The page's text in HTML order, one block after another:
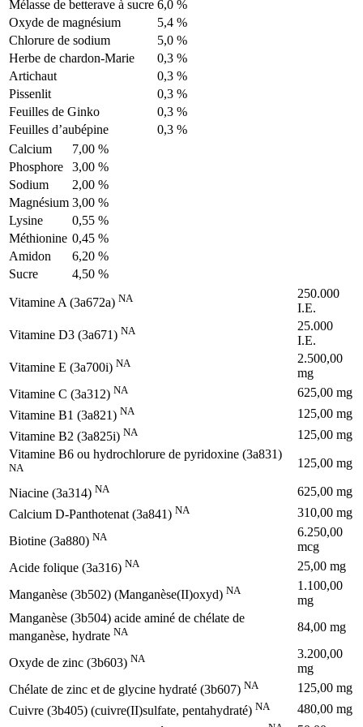
Mélasse de betterave à sucre 6,0 %
Oxyde de magnésium
5,4 %
Chlorure de sodium
5,0 %
Herbe de chardon-Marie
0,3 %
Artichaut
0,3 %
Pissenlit
0,3 %
Feuilles de Ginko
0,3 %
Feuilles d’aubépine
0,3 %
Calcium
7,00 %
Phosphore
3,00 %
Sodium
2,00 %
Magnésium 3,00 %
Lysine
0,55 %
Méthionine 0,45 %
Amidon
6,20 %
Sucre
4,50 %
Vitamine A (3a672a) NA
250.000
I.E.
Vitamine D3 (3a671) NA
25.000
I.E.
Vitamine E (3a700i) NA
2.500,00
mg
Vitamine C (3a312) NA
625,00 mg
Vitamine B1 (3a821) NA
125,00 mg
Vitamine B2 (3a825i) NA
125,00 mg
Vitamine B6 ou hydrochlorure de pyridoxine (3a831)
NA 125,00 mg
Niacine (3a314) NA
625,00 mg
Calcium D-Panthotenat (3a841) NA 310,00 mg
Biotine (3a880) NA
6.250,00
mcg
Acide folique (3a316) NA 25,00 mg
Manganèse (3b502) (Manganèse(II)oxyd) NA
1.100,00
mg
Manganèse (3b504) acide aminé de chélate de
manganèse, hydrate NA 84,00 mg
Oxyde de zinc (3b603) NA
3.200,00
mg
Chélate de zinc et de glycine hydraté (3b607) NA
125,00 mg
Cuivre (3b405) (cuivre(II)sulfate, pentahydraté) NA
480,00 mg